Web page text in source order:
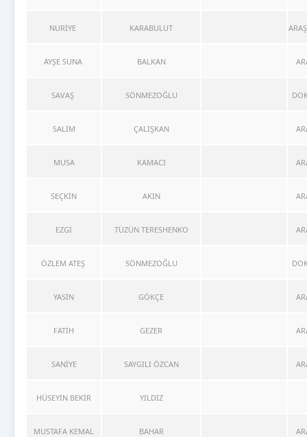
NURİYE KARABULUT
AYŞE SUNA BALKAN
SAVAŞ SÖNMEZOĞLU
SALİM ÇALIŞKAN
MUSA KAMACI
SEÇKİN AKIN
EZGİ TÜZÜN TERESHENKO
ÖZLEM ATEŞ SÖNMEZOĞLU
YASİN GÖKÇE
FATİH GEZER
SANİYE SAYGILI ÖZCAN
HÜSEYİN BEKİR YILDIZ
MUSTAFA KEMAL BAHAR